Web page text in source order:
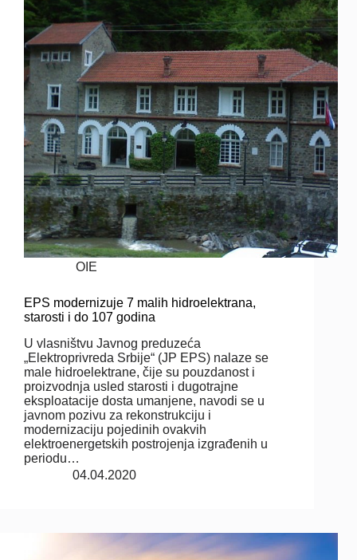
OIE
EPS modernizuje 7 malih hidroelektrana,
starosti i do 107 godina
U vlasništvu Javnog preduzeća
„Elektroprivreda Srbije“ (JP EPS) nalaze se
male hidroelektrane, čije su pouzdanost i
proizvodnja usled starosti i dugotrajne
eksploatacije dosta umanjene, navodi se u
javnom pozivu za rekonstrukciju i
modernizaciju pojedinih ovakvih
elektroenergetskih postrojenja izgrađenih u
periodu…
04.04.2020